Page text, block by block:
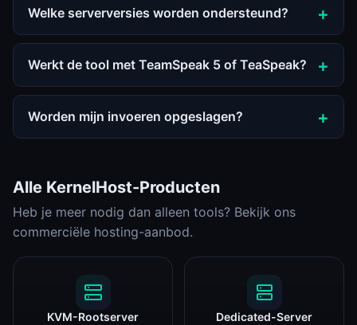
Welke serverversies worden ondersteund?
Werkt de tool met TeamSpeak 5 of TeaSpeak?
Worden mijn invoeren opgeslagen?
Alle KernelHost-Producten
Heb je meer nodig dan alleen tools? Bekijk ons
commerciële hosting-aanbod.
KVM-Rootserver Dedicated-Server